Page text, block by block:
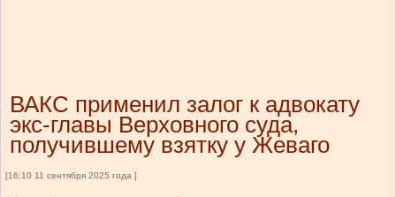
ВАКС применил залог к адвокату
экс-главы Верховного суда,
получившему взятку у Жеваго
[16:10 11 сентября 2025 года ]